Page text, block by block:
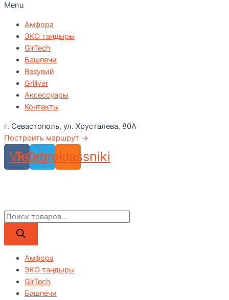
Menu
Амфора
ЭКО тандыры
GirTech
Башпечи
Везувий
Grillver
Аксессуары
Контакты
г. Севастополь, ул. Хрусталева, 80А
Построить маршрут →
Vk
Telegram
Odnoklassniki
Поиск
товаров
Амфора
ЭКО тандыры
GirTech
Башпечи